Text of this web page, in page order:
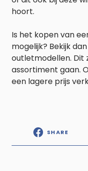
hoort.
Is het kopen van
mogelijk? Bekijk
outletmodellen. Dit
assortiment gaan.
een lagere prijs
SHARE